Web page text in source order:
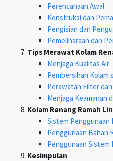
Perencanaan Awal
Konstruksi dan
Pengisian dan
Pemeliharaan dan
Tips Merawat Kolam
Menjaga Kualitas Air
Pembersihan Kolam
Perawatan Filter
Menjaga Keamanan
Kolam Renang Ramah
Sistem Penggunaan
Penggunaan Bahan
Penggunaan Sistem
Kesimpulan